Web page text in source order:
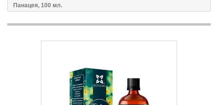
Панацея, 100 мл.